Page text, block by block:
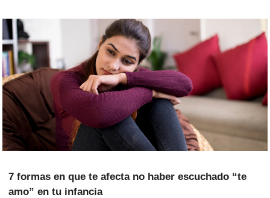
7 formas en que te afecta no haber escuchado “te
amo” en tu infancia